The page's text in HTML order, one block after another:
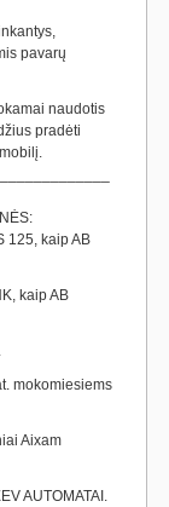
pavarų
naudotis
pradėti
125, kaip AB
kaip AB
mokomiesiems
Aixam
AUTOMATAI.